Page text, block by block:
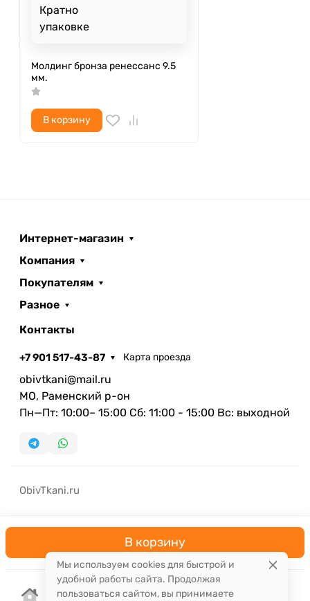
В корзину
Кратно
упаковке
Молдинг бронза ренессанс 9.5
мм.
В корзину
Интернет-магазин
Компания
Покупателям
Разное
Контакты
+7 901 517-43-87 Карта проезда
obivtkani@mail.ru
МО, Раменский р-он
Пн—Пт: 10:00– 15:00 Сб: 11:00 - 15:00 Вс: выходной
ObivTkani.ru
Мы используем cookies для быстрой и
удобной работы сайта. Продолжая
пользоваться сайтом, вы принимаете